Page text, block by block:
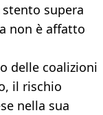
stento supera
non è affatto
delle coalizioni
il rischio
nella sua